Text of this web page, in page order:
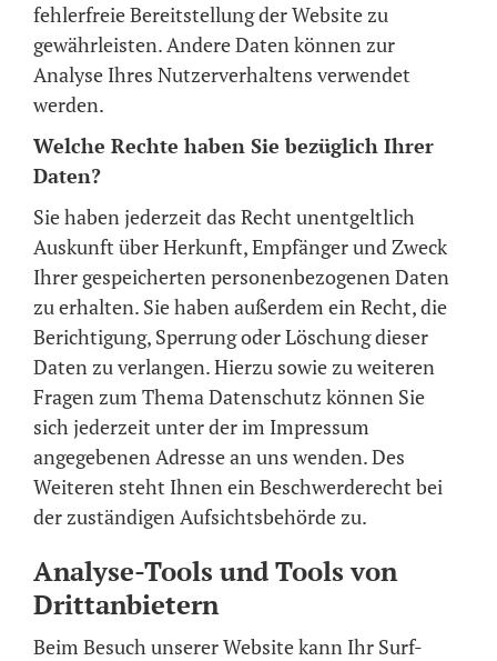
fehlerfreie Bereitstellung der Website zu
gewährleisten. Andere Daten können zur
Analyse Ihres Nutzerverhaltens verwendet
werden.
Welche Rechte haben Sie bezüglich Ihrer
Daten?
Sie haben jederzeit das Recht unentgeltlich
Auskunft über Herkunft, Empfänger und Zweck
Ihrer gespeicherten personenbezogenen Daten
zu erhalten. Sie haben außerdem ein Recht, die
Berichtigung, Sperrung oder Löschung dieser
Daten zu verlangen. Hierzu sowie zu weiteren
Fragen zum Thema Datenschutz können Sie
sich jederzeit unter der im Impressum
angegebenen Adresse an uns wenden. Des
Weiteren steht Ihnen ein Beschwerderecht bei
der zuständigen Aufsichtsbehörde zu.
Analyse-Tools und Tools von
Drittanbietern
Beim Besuch unserer Website kann Ihr Surf-